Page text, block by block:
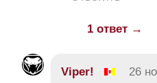
1 ответ →
Viper! 26